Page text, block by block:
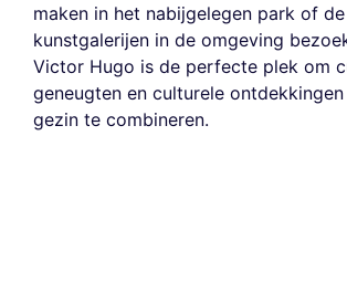
maken in het nabijgelegen park of de
kunstgalerijen in de omgeving
Victor Hugo is de perfecte plek om
geneugten en culturele
gezin te combineren.